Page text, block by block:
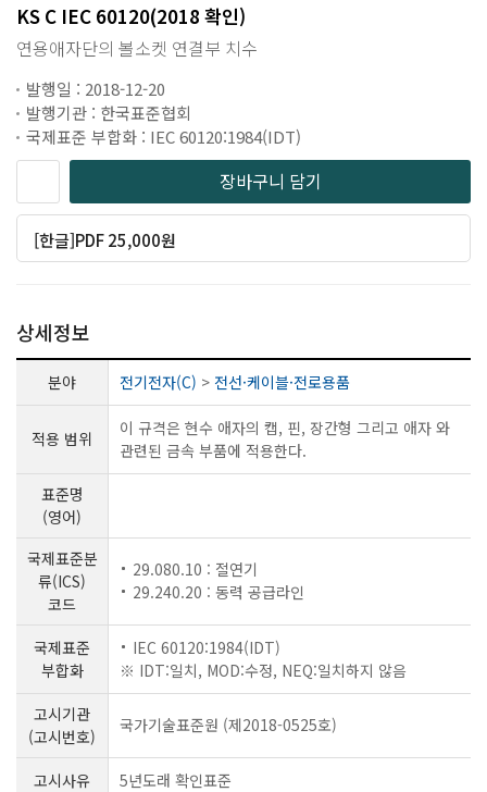
KS C IEC 60120(2018 확인)
연용애자단의 볼소켓 연결부 치수
발행일 : 2018-12-20
발행기관 : 한국표준협회
국제표준 부합화 : IEC 60120:1984(IDT)
장바구니 담기
[한글]PDF 25,000원
상세정보
분야 전기전자(C) > 전선·케이블·전로용품
적용 범위
이 규격은 현수 애자의 캡, 핀, 장간형 그리고 애자 와
관련된 금속 부품에 적용한다.
표준명
(영어)
국제표준분
류(ICS)
코드
29.080.10 : 절연기
29.240.20 : 동력 공급라인
국제표준
부합화
IEC 60120:1984(IDT)
※ IDT:일치, MOD:수정, NEQ:일치하지 않음
고시기관
(고시번호)
국가기술표준원 (제2018-0525호)
고시사유 5년도래 확인표준